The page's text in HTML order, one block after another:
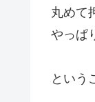
丸めて
やっぱ
という